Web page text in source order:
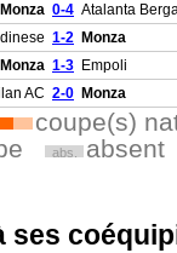
Monza 0-4 Atalanta
1-2 Monza
Monza 1-3 Empoli
AC 2-0 Monza
coupe(s)
abs. absent
ses